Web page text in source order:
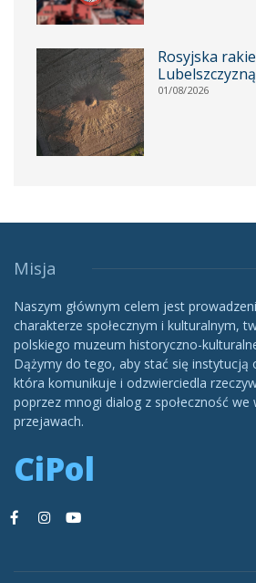
Rosyjska
Lubelszczyzną
01/08/2026
Misja
Naszym głównym celem jest
charakterze społecznym i kulturalnym,
polskiego muzeum historyczno-
Dążymy do tego, aby stać się instytucją
która komunikuje i odzwierciedla
poprzez mnogi dialog z społeczność we
przejawach.
CiPol